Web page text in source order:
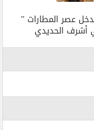
عصر المطارات ”
أشرف الحديدي